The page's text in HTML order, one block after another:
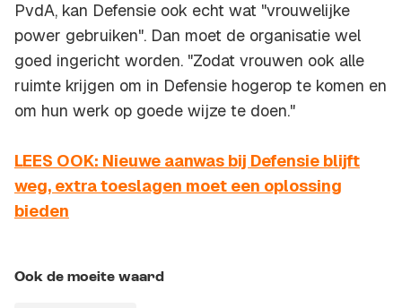
PvdA, kan Defensie ook echt wat "vrouwelijke
power gebruiken". Dan moet de organisatie wel
goed ingericht worden. "Zodat vrouwen ook alle
ruimte krijgen om in Defensie hogerop te komen en
om hun werk op goede wijze te doen."
LEES OOK: Nieuwe aanwas bij Defensie blijft
weg, extra toeslagen moet een oplossing
bieden
Ook de moeite waard